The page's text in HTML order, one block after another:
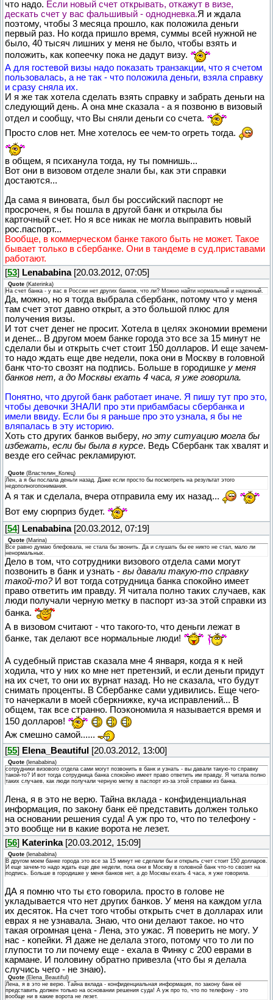
что надо. Если новый счет открывать, откажут в визе,
дескать счет у вас фальшивый - однодневка.Я и ждала
поэтому, чтобы 3 месяца прошло, как положила деньги
первый раз. Но когда пришло время, суммы всей нужной не
было, 40 тысяч лишних у меня не было, чтобы взять и
положить, как копеечку пока не дадут визу.
А для гостевой визы надо показать транзакции, что я счетом
пользовалась, а не так - что положила деньги, взяла справку
и сразу сняла их.
И я же так хотела сделать взять справку и забрать деньги на
следующий день. А она мне сказала - а я позвоню в визовый
отдел и сообщу, что Вы сняли деньги со счета.
Просто слов нет. Мне хотелось ее чем-то огреть тогда.
в общем, я психанула тогда, ну ты помнишь...
Вот они в визовом отделе знали бы, как эти справки
достаются...
Да сама я виновата, был бы российский паспорт не
просрочен, я бы пошла в другой банк и открыла бы
карточный счет. Но я все никак не могла выправить новый
рос.паспорт...
Вообще, в коммерческом банке такого быть не может. Такое
бывает только в сбербанке. Они в тандеме в суд.приставами
работают.
[53] Lenababina[20.03.2012, 07:05]
Quote (Katerinka)
На счет банка - у вас в России нет других банков, что ли? Можно найти нормальный и надежный.
Да, можно, но я тогда выбрала сбербанк, потому что у меня
там счет этот давно открыт, а это большой плюс для
получения визы.
И тот счет денег не просит. Хотела в целях экономии времени
и денег... В другом моем банке города это все за 15 минут не
сделали бы и открыть счет стоит 150 долларов. И еще зачем-
то надо ждать еще две недели, пока они в Москву в головной
банк что-то свозят на подпись. Больше в городишке у меня
банков нет, а до Москвы ехать 4 часа, я уже говорила.
Понятно, что другой банк работает иначе. Я пишу тут про это,
чтобы девочки ЗНАЛИ про эти прибамбасы сбербанка и
имели ввиду. Если бы я раньше про это узнала, я бы не
вляпалась в эту историю.
Хоть сто других банков выберу, но эту ситуацию могла бы
избежать, если бы была в курсе. Ведь Сбербанк так хвалят и
везде его сейчас рекламируют.
Quote (Властелин_Колец)
Лен, а я бы послала деньги назад. Даже если просто бы посмотреть на результат этого
недополногопонимания.
А я так и сделала, вчера отправила ему их назад...
Вот ему сюрприз будет.
[54] Lenababina[20.03.2012, 07:19]
Quote (Marina)
Все равно думаю блефовала, не стала бы звонить. Да и слушать бы ее никто не стал, мало ли
ненормальных.
Дело в том, что сотрудники визового отдела сами могут
позвонить в банк и узнать - вы давали такую-то справку
такой-то?И вот тогда сотрудница банка спокойно имеет
право ответить им правду. Я читала полно таких случаев, как
люди получали черную метку в паспорт из-за этой справки из
банка.
А в визовом считают - что такого-то, что деньги лежат в
банке, так делают все нормальные люди!
А судебный пристав сказала мне 4 января, когда я к ней
ходила, что у них ко мне нет претензий, и если деньги придут
на их счет, то они их вурнат назад. Но не сказала, что будут
снимать проценты. В Сбербанке сами удивились. Еще чего-
то начеркали в моей сберкнижке, куча исправлений... В
общем, так все странно. Поэкономила я называется время и
150 долларов!
Аж смешно самой......
[55] Elena_Beautiful [20.03.2012, 13:00]
Quote ( lenababina)
сотрудники визового отдела сами могут позвонить в банк и узнать - вы давали такую-то справку
такой-то? И вот тогда сотрудница банка спокойно имеет право ответить им правду. Я читала полно
таких случаев, как люди получали черную метку в паспорт из-за этой справки из банка.
Лена, я в это не верю. Тайна вклада - конфиденциальная
информация, по закону банк её представить должен только
на основании решения суда! А уж про то, что по телефону -
это вообще ни в какие ворота не лезет.
[56] Katerinka[20.03.2012, 15:09]
Quote ( lenababina)
В другом моем банке города это все за 15 минут не сделали бы и открыть счет стоит 150 долларов.
И еще зачем-то надо ждать еще две недели, пока они в Москву в головной банк что-то свозят на
подпись. Больше в городишке у меня банков нет, а до Москвы ехать 4 часа, я уже говорила.
ДА я помню что ты єто говорила. просто в голове не
укладывается что нет других банков. У меня на каждом угла
их десяток. На счет того чтобы открыть счет в долларах или
еврах я не узнавала. Знаю, что они делают такое. но что
такая огромная цена - Лена, это ужас. Я поверить не могу. У
нас - копейки. Я даже не делала этого, потому что то ли по
глупости то ли почему еще - ехала в Финку с 200 еврами в
кармане. И половину обратно привезла (что бы я делала
случись чего - не знаю).
Quote (Elena_Beautiful )
Лена, я в это не верю. Тайна вклада - конфиденциальная информация, по закону банк её
представить должен только на основании решения суда! А уж про то, что по телефону - это
вообще ни в какие ворота не лезет.